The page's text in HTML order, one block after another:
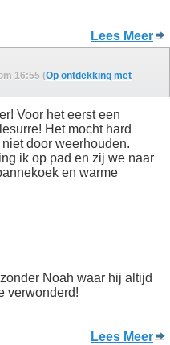
Lees Meer
16:55 (Op ontdekking met
Voor het eerst een
Het mocht hard
door weerhouden.
ik op pad en zij we naar
en warme
Noah waar hij altijd
verwonderd!
Lees Meer